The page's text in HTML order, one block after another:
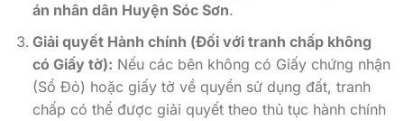
án nhân dân Huyện Sóc Sơn.
Giải quyết Hành chính (Đối với tranh chấp không
có Giấy tờ): Nếu các bên không có Giấy chứng nhận
(Sổ Đỏ) hoặc giấy tờ về quyền sử dụng đất, tranh
chấp có thể được giải quyết theo thủ tục hành chính